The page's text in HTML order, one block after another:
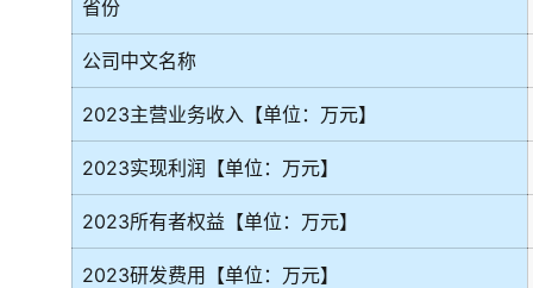
省份
公司中文名称
2023主营业务收入【单位：万元】
2023实现利润【单位：万元】
2023所有者权益【单位：万元】
2023研发费用【单位：万元】